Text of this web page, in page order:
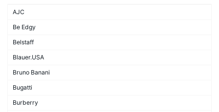
AJC
Be Edgy
Belstaff
Blauer.USA
Bruno Banani
Bugatti
Burberry